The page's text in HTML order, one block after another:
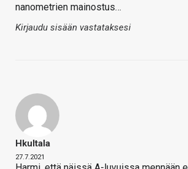
nanometrien mainostus…
Kirjaudu sisään vastataksesi
Hkultala
27.7.2021